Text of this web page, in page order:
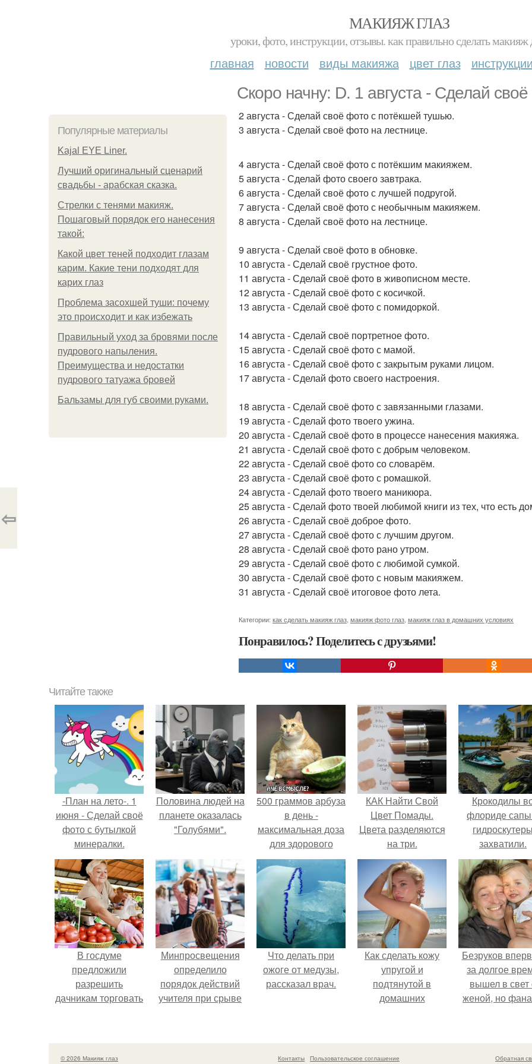
МАКИЯЖ ГЛАЗ
уроки, фото, инструкции, отзывы. как правильно сделать макияж
главная новости виды макияжа цвет глаз инструкции
Скоро начну: D. 1 августа - Сделай
Популярные материалы
Kajal EYE Liner.
Лучший оригинальный сценарий
свадьбы - арабская сказка.
Стрелки с тенями макияж.
Пошаговый порядок его нанесения
такой:
Какой цвет теней подходит глазам
карим. Какие тени подходят для
карих глаз
Проблема засохшей туши: почему
это происходит и как избежать
Правильный уход за бровями после
пудрового напыления.
Преимущества и недостатки
пудрового татуажа бровей
Бальзамы для губ своими руками.
2 августа - Сделай своё фото с потёкшей тушью.
3 августа - Сделай своё фото на лестнице.
4 августа - Сделай своё фото с потёкшим макияжем.
5 августа - Сделай фото своего завтрака.
6 августа - Сделай своё фото с лучшей подругой.
7 августа - Сделай своё фото с необычным макияжем.
8 августа - Сделай своё фото на лестнице.
9 августа - Сделай своё фото в обновке.
10 августа - Сделай своё грустное фото.
11 августа - Сделай своё фото в живописном месте.
12 августа - Сделай своё фото с косичкой.
13 августа - Сделай своё фото с помидоркой.
14 августа - Сделай своё портретное фото.
15 августа - Сделай своё фото с мамой.
16 августа - Сделай своё фото с закрытым руками лицом.
17 августа - Сделай фото своего настроения.
18 августа - Сделай своё фото с завязанными глазами.
19 августа - Сделай фото твоего ужина.
20 августа - Сделай своё фото в процессе нанесения макияжа.
21 августа - Сделай своё фото с добрым человеком.
22 августа - Сделай своё фото со словарём.
23 августа - Сделай своё фото с ромашкой.
24 августа - Сделай фото твоего маникюра.
25 августа - Сделай фото твоей любимой книги из тех, что есть
26 августа - Сделай своё доброе фото.
27 августа - Сделай своё фото с лучшим другом.
28 августа - Сделай своё фото рано утром.
29 августа - Сделай своё фото с любимой сумкой.
30 августа - Сделай своё фото с новым макияжем.
31 августа - Сделай своё итоговое фото лета.
Категории: как сделать макияж глаз макияж фото глаз макияж глаз в домашних условиях
Понравилось? Поделитесь с друзьями!
⇦
Читайте также
-План на лето-. 1
июня - Сделай своё
фото с бутылкой
минералки.
Половина людей на
планете оказалась
"Голубями".
500 граммов арбуза
в день -
максимальная доза
для здорового
взрослого,
предупредили
врачи.
КАК Найти Свой
Цвет Помады.
Цвета разделяются
на три.
Крокодилы
флориде
гидроскутеры
захватили.
В госдуме
предложили
разрешить
дачникам торговать
в людных местах.
Минпросвещения
определило
порядок действий
учителя при срыве
Что делать при
ожоге от медузы,
рассказал врач.
Как сделать кожу
упругой и
подтянутой в
домашних
Безруков
за долгое
вышел в свет
женой, но
Анны: "какая
скучная.
© 2026 Макияж глаз Контакты Пользовательское соглашение Обратная